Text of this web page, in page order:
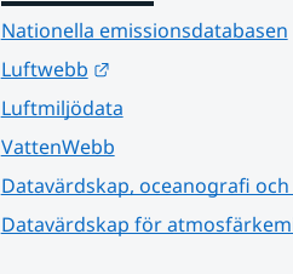
Nationella emissionsdatabasen
Luftwebb
Länk till annan
Luftmiljödata
VattenWebb
Datavärdskap, oceanografi
Datavärdskap för